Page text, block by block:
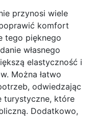
przynosi wiele
komfort
tego pięknego
własnego
elastyczność i
Można łatwo
odwiedzając
turystyczne, które
Dodatkowo,